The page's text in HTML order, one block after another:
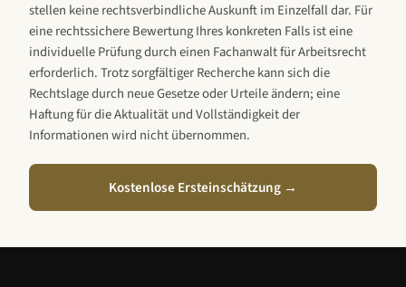
stellen keine rechtsverbindliche Auskunft im Einzelfall dar. Für
eine rechtssichere Bewertung Ihres konkreten Falls ist eine
individuelle Prüfung durch einen Fachanwalt für Arbeitsrecht
erforderlich. Trotz sorgfältiger Recherche kann sich die
Rechtslage durch neue Gesetze oder Urteile ändern; eine
Haftung für die Aktualität und Vollständigkeit der
Informationen wird nicht übernommen.
Kostenlose Ersteinschätzung →